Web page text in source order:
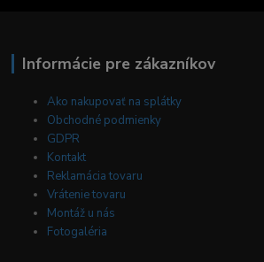
Informácie pre zákazníkov
Ako nakupovať na splátky
Obchodné podmienky
GDPR
Kontakt
Reklamácia tovaru
Vrátenie tovaru
Montáž u nás
Fotogaléria